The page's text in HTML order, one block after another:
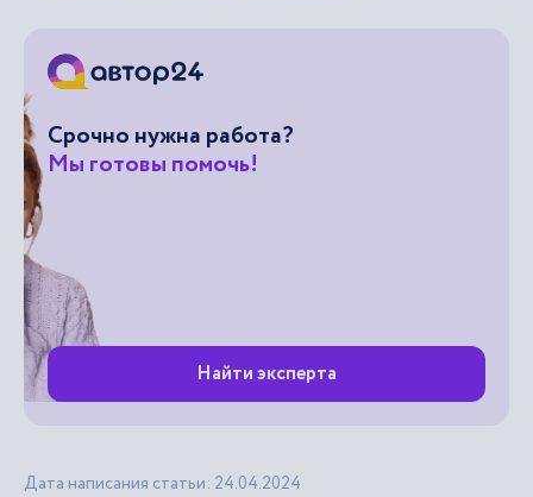
Срочно нужна работа?
Мы готовы помочь!
Найти эксперта
Дата написания статьи: 24.04.2024